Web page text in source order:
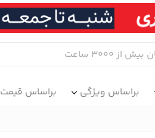
براساس ویژگی براساس قیمت